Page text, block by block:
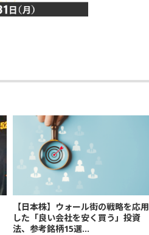
【日本株】ウォール街の戦略を応用
した「良い会社を安く買う」投資
法、参考銘柄15選...